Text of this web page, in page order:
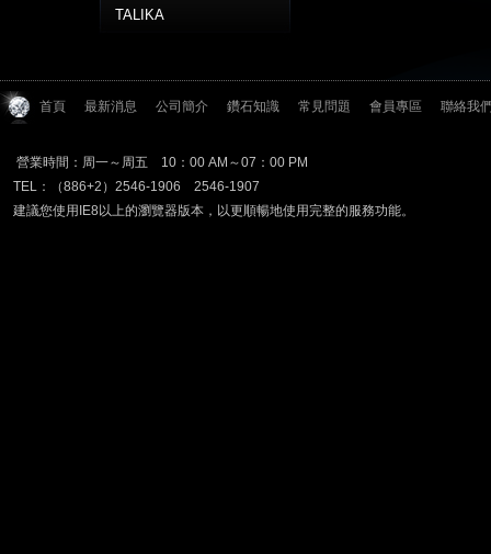
TALIKA
首頁 最新消息 公司簡介 鑽石知識 常見問題 會員專區 聯絡我
營業時間：周一～周五 10：00 AM～07：00 PM
TEL：（886+2）2546-1906 2546-1907
建議您使用IE8以上的瀏覽器版本，以更順暢地使用完整的服務功能。